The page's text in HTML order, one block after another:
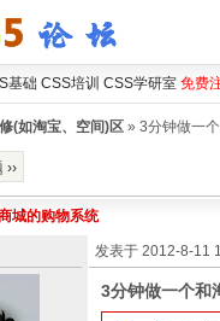
基础 CSS培训 CSS学研室 免费
(如淘宝、空间)区» 3分钟做一
城的购物系统
发表于 2012-8-11
3分钟做一个和